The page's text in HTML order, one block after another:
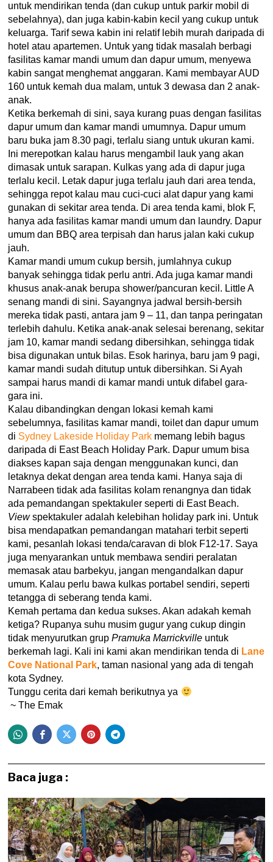
untuk mendirikan tenda (dan cukup untuk parkir mobil di
sebelahnya), dan juga kabin-kabin kecil yang cukup untuk
keluarga. Tarif sewa kabin ini relatif lebih murah daripada di
hotel atau apartemen. Untuk yang tidak masalah berbagi
fasilitas kamar mandi umum dan dapur umum, menyewa
kabin sangat menghemat anggaran. Kami membayar AUD
160 untuk kemah dua malam, untuk 3 dewasa dan 2 anak-
anak.
Ketika berkemah di sini, saya kurang puas dengan fasilitas
dapur umum dan kamar mandi umumnya. Dapur umum
baru buka jam 8.30 pagi, terlalu siang untuk ukuran kami.
Ini merepotkan kalau harus mengambil lauk yang akan
dimasak untuk sarapan. Kulkas yang ada di dapur juga
terlalu kecil. Letak dapur juga terlalu jauh dari area tenda,
sehingga repot kalau mau cuci-cuci alat dapur yang kami
gunakan di sekitar area tenda. Di area tenda kami, blok F,
hanya ada fasilitas kamar mandi umum dan laundry. Dapur
umum dan BBQ area terpisah dan harus jalan kaki cukup
jauh.
Kamar mandi umum cukup bersih, jumlahnya cukup
banyak sehingga tidak perlu antri. Ada juga kamar mandi
khusus anak-anak berupa shower/pancuran kecil. Little A
senang mandi di sini. Sayangnya jadwal bersih-bersih
mereka tidak pasti, antara jam 9 – 11, dan tanpa peringatan
terlebih dahulu. Ketika anak-anak selesai berenang, sekitar
jam 10, kamar mandi sedang dibersihkan, sehingga tidak
bisa digunakan untuk bilas. Esok harinya, baru jam 9 pagi,
kamar mandi sudah ditutup untuk dibersihkan. Si Ayah
sampai harus mandi di kamar mandi untuk difabel gara-
gara ini.
Kalau dibandingkan dengan lokasi kemah kami
sebelumnya, fasilitas kamar mandi, toilet dan dapur umum
di Sydney Lakeside Holiday Park memang lebih bagus
daripada di East Beach Holiday Park. Dapur umum bisa
diakses kapan saja dengan menggunakan kunci, dan
letaknya dekat dengan area tenda kami. Hanya saja di
Narrabeen tidak ada fasilitas kolam renangnya dan tidak
ada pemandangan spektakuler seperti di East Beach.
Viewspektakuler adalah kelebihan holiday park ini. Untuk
bisa mendapatkan pemandangan matahari terbit seperti
kami, pesanlah lokasi tenda/caravan di blok F12-17. Saya
juga menyarankan untuk membawa sendiri peralatan
memasak atau barbekyu, jangan mengandalkan dapur
umum. Kalau perlu bawa kulkas portabel sendiri, seperti
tetangga di seberang tenda kami.
Kemah pertama dan kedua sukses. Akan adakah kemah
ketiga? Rupanya suhu musim gugur yang cukup dingin
tidak menyurutkan grupPramuka Marrickville untuk
berkemah lagi. Kali ini kami akan mendirikan tenda di Lane
Cove National Park, taman nasional yang ada di tengah
kota Sydney.
Tunggu cerita dari kemah berikutnya ya
~ The Emak
Baca juga :